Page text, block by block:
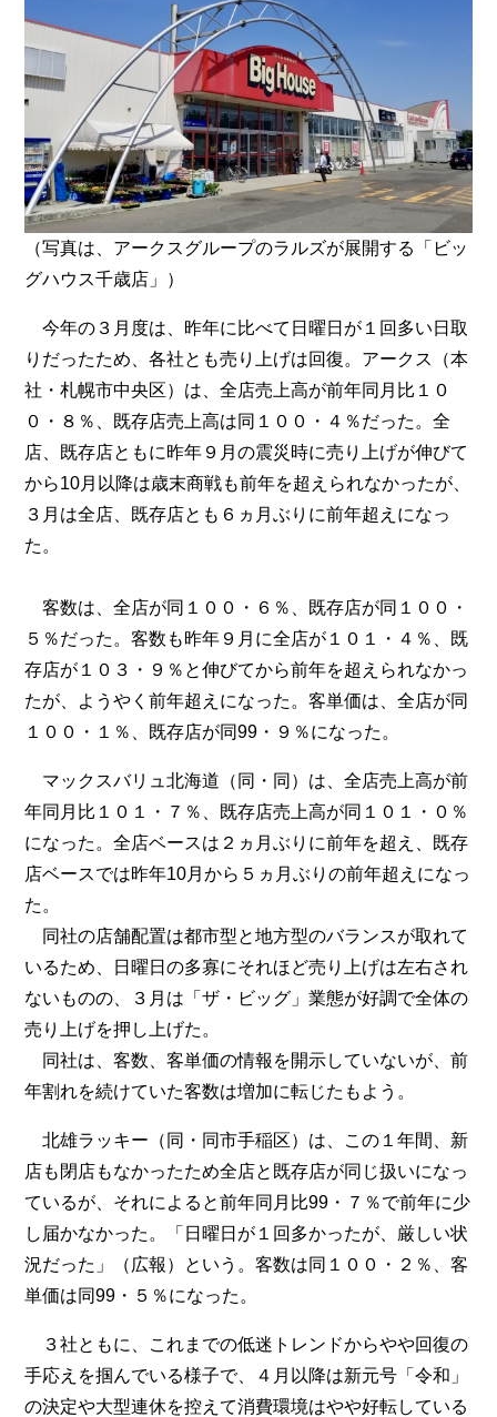
（写真は、アークスグループのラルズが展開する「ビッ
グハウス千歳店」）
今年の３月度は、昨年に比べて日曜日が１回多い日取
りだったため、各社とも売り上げは回復。アークス（本
社・札幌市中央区）は、全店売上高が前年同月比１０
０・８％、既存店売上高は同１００・４％だった。全
店、既存店ともに昨年９月の震災時に売り上げが伸びて
から10月以降は歳末商戦も前年を超えられなかったが、
３月は全店、既存店とも６ヵ月ぶりに前年超えになっ
た。
客数は、全店が同１００・６％、既存店が同１００・
５％だった。客数も昨年９月に全店が１０１・４％、既
存店が１０３・９％と伸びてから前年を超えられなかっ
たが、ようやく前年超えになった。客単価は、全店が同
１００・１％、既存店が同99・９％になった。
マックスバリュ北海道（同・同）は、全店売上高が前
年同月比１０１・７％、既存店売上高が同１０１・０％
になった。全店ベースは２ヵ月ぶりに前年を超え、既存
店ベースでは昨年10月から５ヵ月ぶりの前年超えになっ
た。
同社の店舗配置は都市型と地方型のバランスが取れて
いるため、日曜日の多寡にそれほど売り上げは左右され
ないものの、３月は「ザ・ビッグ」業態が好調で全体の
売り上げを押し上げた。
同社は、客数、客単価の情報を開示していないが、前
年割れを続けていた客数は増加に転じたもよう。
北雄ラッキー（同・同市手稲区）は、この１年間、新
店も閉店もなかったため全店と既存店が同じ扱いになっ
ているが、それによると前年同月比99・７％で前年に少
し届かなかった。「日曜日が１回多かったが、厳しい状
況だった」（広報）という。客数は同１００・２％、客
単価は同99・５％になった。
３社ともに、これまでの低迷トレンドからやや回復の
手応えを掴んでいる様子で、４月以降は新元号「令和」
の決定や大型連休を控えて消費環境はやや好転している